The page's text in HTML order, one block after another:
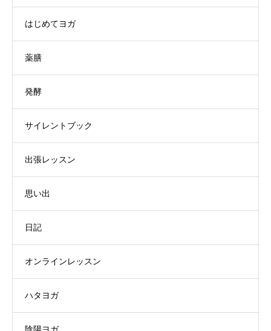
はじめてヨガ
薬膳
発酵
サイレントブック
出張レッスン
思い出
日記
オンラインレッスン
ハタヨガ